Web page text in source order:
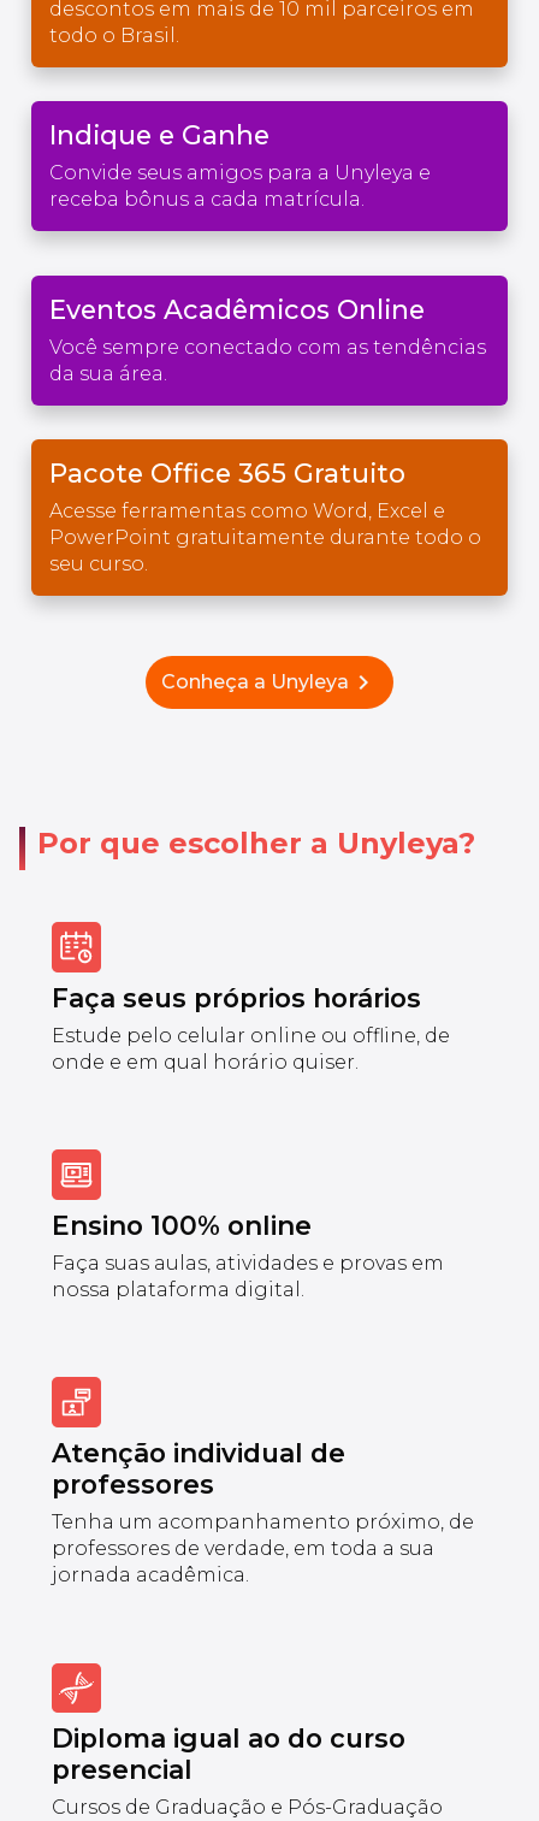
descontos em mais de 10 mil parceiros em
todo o Brasil.
Indique e Ganhe
Convide seus amigos para a Unyleya e
receba bônus a cada matrícula.
Eventos Acadêmicos Online
Você sempre conectado com as tendências
da sua área.
Pacote Office 365 Gratuito
Acesse ferramentas como Word, Excel e
PowerPoint gratuitamente durante todo o
seu curso.
Conheça a Unyleya chevron_right
Por que escolher a Unyleya?
Faça seus próprios horários
Estude pelo celular online ou offline, de
onde e em qual horário quiser.
Ensino 100% online
Faça suas aulas, atividades e provas em
nossa plataforma digital.
Atenção individual de
professores
Tenha um acompanhamento próximo, de
professores de verdade, em toda a sua
jornada acadêmica.
Diploma igual ao do curso
presencial
Cursos de Graduação e Pós-Graduação